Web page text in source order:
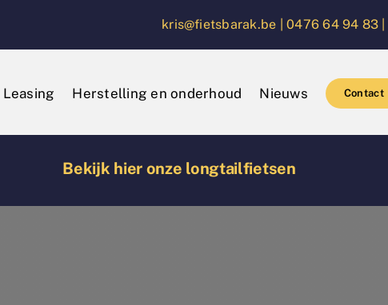
kris@fietsbarak.be |0476 64 94 83 |
Leasing Herstelling en onderhoud Nieuws Contact
Bekijk hier onze longtailfietsen